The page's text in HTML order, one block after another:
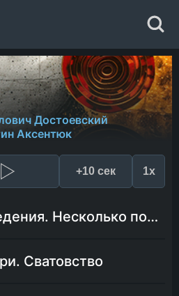
Достоевский
Аксентюк
+10 сек 1x
01-01.Вместо введения. Несколько подробностей из биографии многочтимого Степана Трофимовича Верховенского
Сватовство